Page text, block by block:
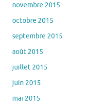
novembre 2015
octobre 2015
septembre 2015
août 2015
juillet 2015
juin 2015
mai 2015